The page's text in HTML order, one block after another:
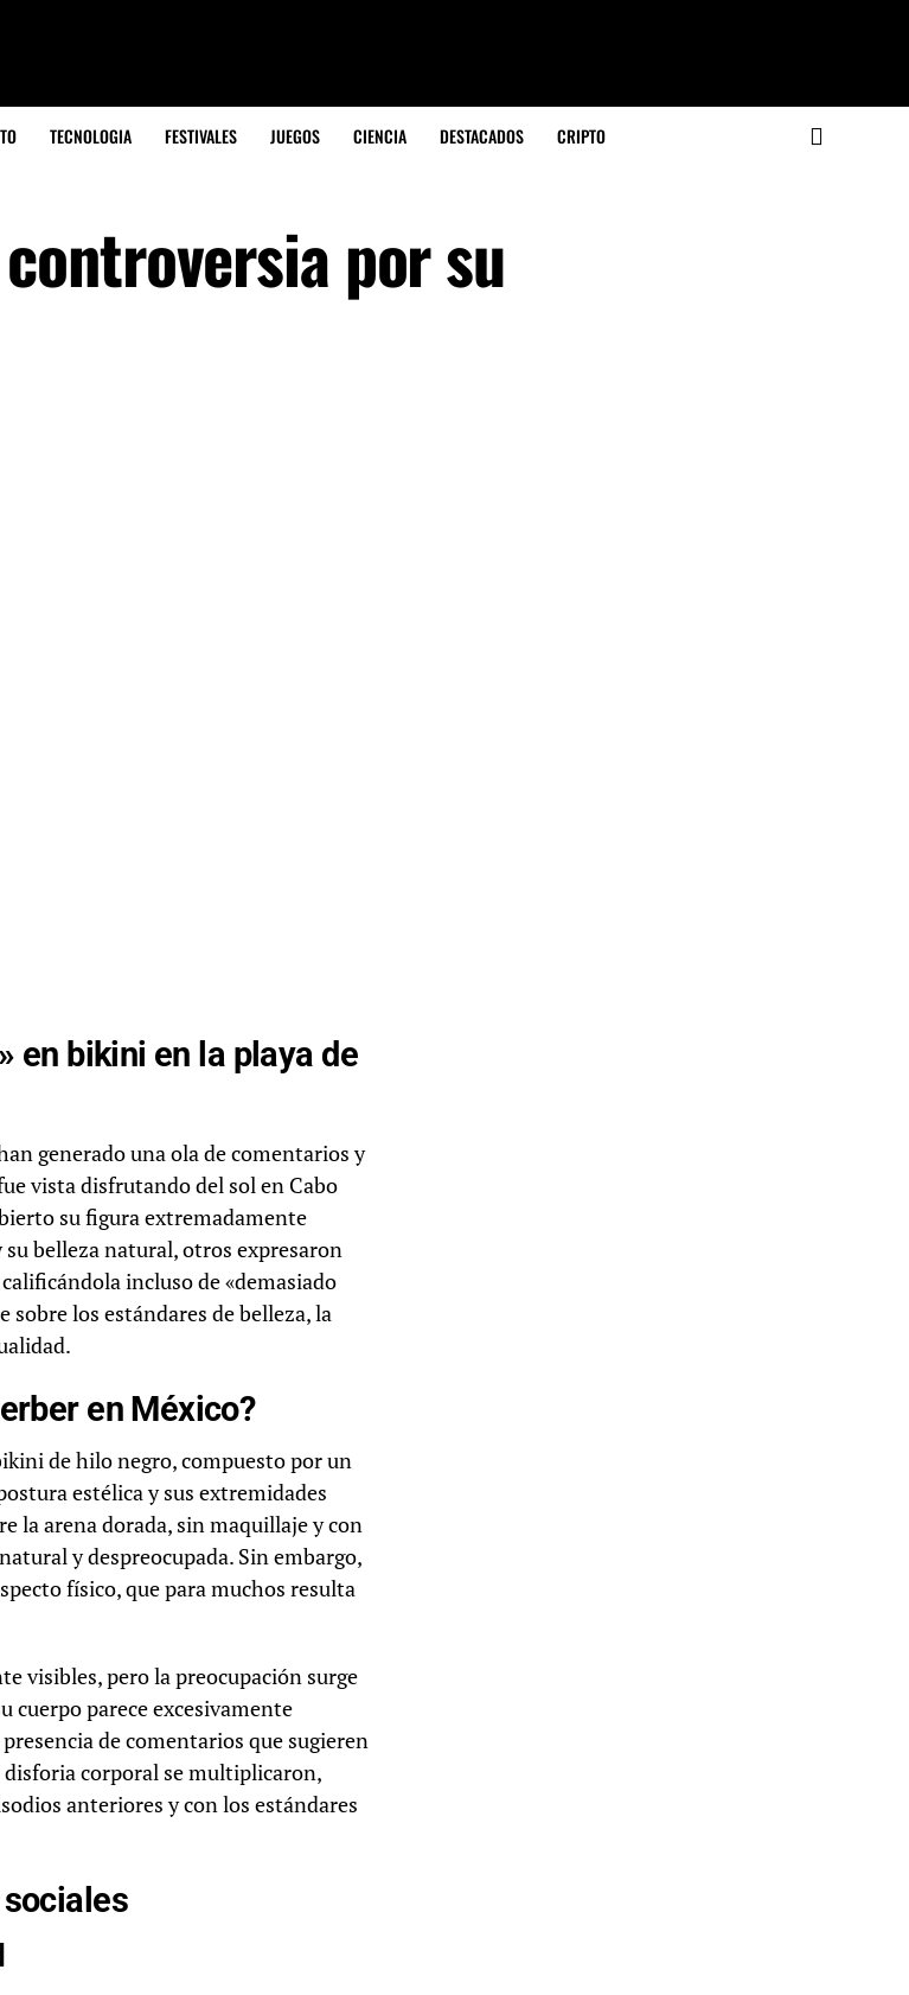
TECNOLOGIA FESTIVALES JUEGOS CIENCIA DESTACADOS CRIPTO
por su
en bikini en la playa de
generado una ola de comentarios y
vista disfrutando del sol en Cabo
su figura extremadamente
belleza natural, otros expresaron
incluso de «demasiado
sobre los estándares de belleza, la
en México?
de hilo negro, compuesto por un
estélica y sus extremidades
la arena dorada, sin maquillaje y con
y despreocupada. Sin embargo,
físico, que para muchos resulta
visibles, pero la preocupación surge
cuerpo parece excesivamente
de comentarios que sugieren
corporal se multiplicaron,
anteriores y con los estándares